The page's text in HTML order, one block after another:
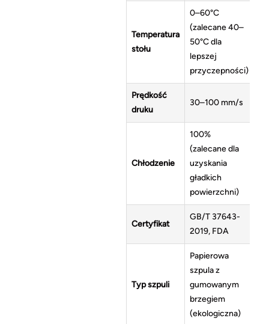
Temperatura
stołu
0–60°C
(zalecane 40–
50°C dla
lepszej
przyczepności)
Prędkość
druku
30–100 mm/s
Chłodzenie
100%
(zalecane dla
uzyskania
gładkich
powierzchni)
Certyfikat
GB/T 37643-
2019, FDA
Typ szpuli
Papierowa
szpula z
gumowanym
brzegiem
(ekologiczna)